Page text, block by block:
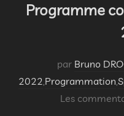
Programme
par Bruno
2022,Programmation,
Les